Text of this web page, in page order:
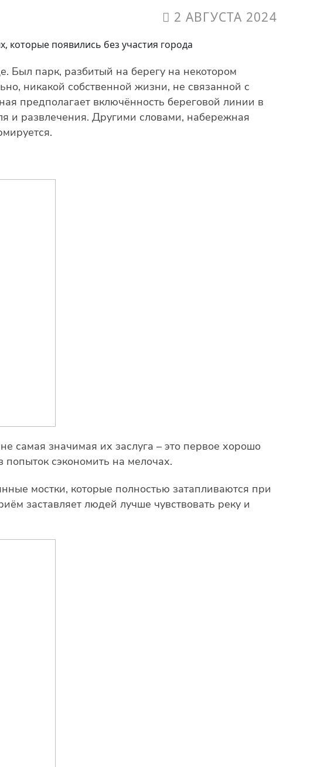
2 АВГУСТА 2024
Был парк, разбитый на берегу на некотором
никакой собственной жизни, не связанной с
предполагает включённость береговой линии в
и развлечения. Другими словами, набережная
самая значимая их заслуга – это первое хорошо
сэкономить на мелочах.
мостки, которые полностью затапливаются при
заставляет людей лучше чувствовать реку и